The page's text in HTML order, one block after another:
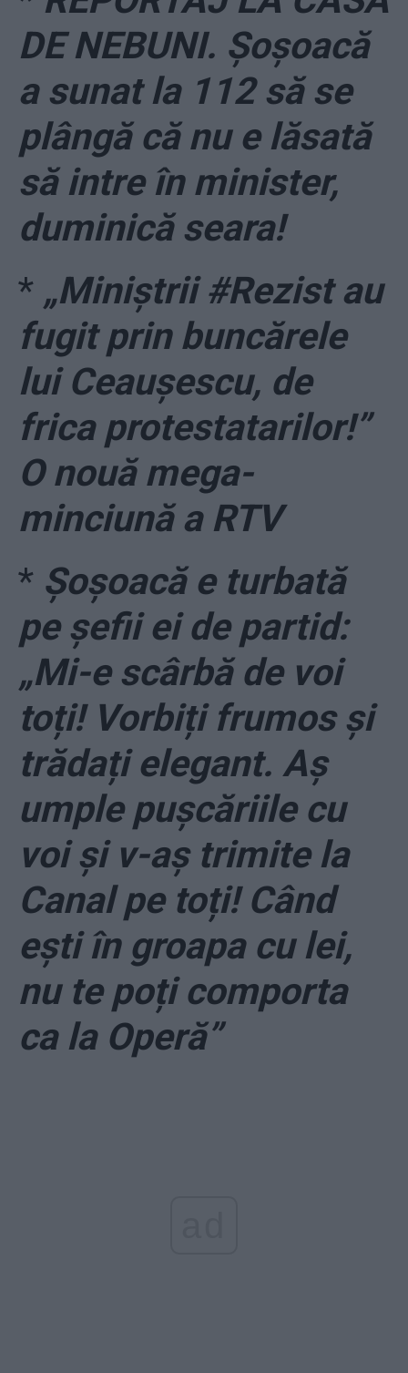
DE NEBUNI. Șoșoacă
a sunat la 112 să se
plângă că nu e lăsată
să intre în minister,
duminică seara!
* „Miniștrii #Rezist au
fugit prin buncărele
lui Ceaușescu, de
frica protestatarilor!”
O nouă mega-
minciună a RTV
* Șoșoacă e turbată
pe șefii ei de partid:
„Mi-e scârbă de voi
toți! Vorbiți frumos și
trădați elegant. Aș
umple pușcăriile cu
voi și v-aș trimite la
Canal pe toți! Când
ești în groapa cu lei,
nu te poți comporta
ca la Operă”